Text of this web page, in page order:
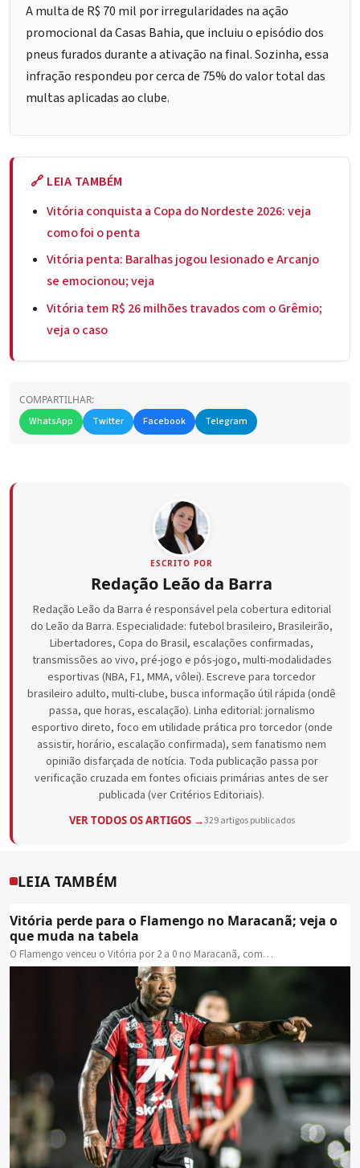
A multa de R$ 70 mil por irregularidades na ação
promocional da Casas Bahia, que incluiu o episódio dos
pneus furados durante a ativação na final. Sozinha, essa
infração respondeu por cerca de 75% do valor total das
multas aplicadas ao clube.
🔗 LEIA TAMBÉM
Vitória conquista a Copa do Nordeste 2026: veja
como foi o penta
Vitória penta: Baralhas jogou lesionado e Arcanjo
se emocionou; veja
Vitória tem R$ 26 milhões travados com o Grêmio;
veja o caso
COMPARTILHAR:
WhatsApp
Twitter Facebook Telegram
ESCRITO POR
Redação Leão da Barra
Redação Leão da Barra é responsável pela cobertura editorial
do Leão da Barra. Especialidade: futebol brasileiro, Brasileirão,
Libertadores, Copa do Brasil, escalações confirmadas,
transmissões ao vivo, pré-jogo e pós-jogo, multi-modalidades
esportivas (NBA, F1, MMA, vôlei). Escreve para torcedor
brasileiro adulto, multi-clube, busca informação útil rápida (ondê
passa, que horas, escalação). Linha editorial: jornalismo
esportivo direto, foco em utilidade prática pro torcedor (onde
assistir, horário, escalação confirmada), sem fanatismo nem
opinião disfarçada de notícia. Toda publicação passa por
verificação cruzada em fontes oficiais primárias antes de ser
publicada (ver Critérios Editoriais).
VER TODOS OS ARTIGOS →329 artigos publicados
LEIA TAMBÉM
Vitória perde para o Flamengo no Maracanã; veja o
que muda na tabela
O Flamengo venceu o Vitória por 2 a 0 no Maracanã, com…